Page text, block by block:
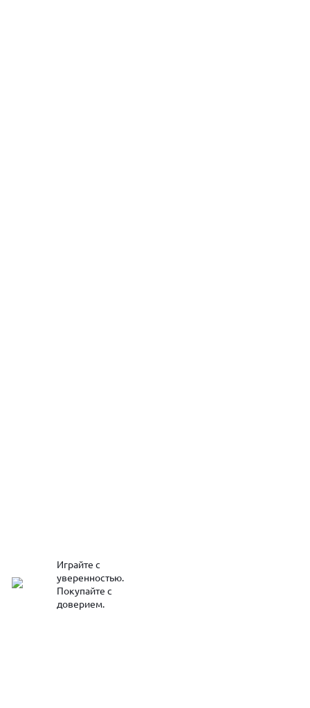
Играйте с
уверенностью.
Покупайте с
доверием.